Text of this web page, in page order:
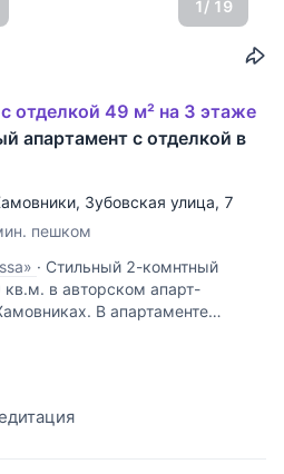
1/ 19
отделкой 49 м² на 3 этаже
апартамент с отделкой в
, Зубовская улица, 7
пешком
· Стильный 2-комнтный
в авторском апарт-
В апартаменте
в стиле White mood,